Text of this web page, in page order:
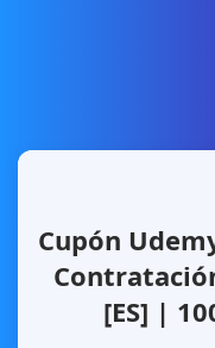
Cupón
[ES] |